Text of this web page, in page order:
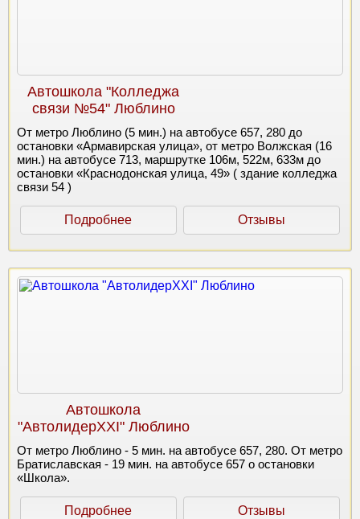
Автошкола "Колледжа
связи №54" Люблино
От метро Люблино (5 мин.) на автобусе 657, 280 до
остановки «Армавирская улица», от метро Волжская (16
мин.) на автобусе 713, маршрутке 106м, 522м, 633м до
остановки «Краснодонская улица, 49» ( здание колледжа
связи 54 )
Подробнее Отзывы
Автошкола
"АвтолидерXXI" Люблино
От метро Люблино - 5 мин. на автобусе 657, 280. От метро
Братиславская - 19 мин. на автобусе 657 о остановки
«Школа».
Подробнее Отзывы